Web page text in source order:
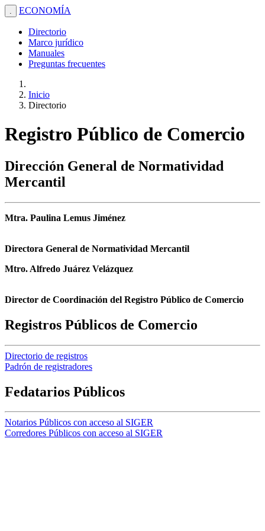
. ECONOMÍA
Directorio
Marco jurídico
Manuales
Preguntas frecuentes
Inicio
Directorio
Registro Público de Comercio
Dirección General de Normatividad
Mercantil
Mtra. Paulina Lemus Jiménez
Directora General de Normatividad Mercantil
Mtro. Alfredo Juárez Velázquez
Director de Coordinación del Registro Público de Comercio
Registros Públicos de Comercio
Directorio de registros
Padrón de registradores
Fedatarios Públicos
Notarios Públicos con acceso al SIGER
Corredores Públicos con acceso al SIGER